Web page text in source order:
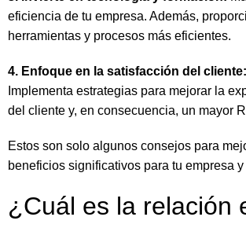
eficiencia de tu empresa. Además,
herramientas y procesos más eficientes.
4. Enfoque en la satisfacción del cliente:
Implementa estrategias para mejorar la
del cliente y, en consecuencia, un mayor
Estos son solo algunos consejos para
beneficios significativos para tu empresa
¿Cuál es la relación